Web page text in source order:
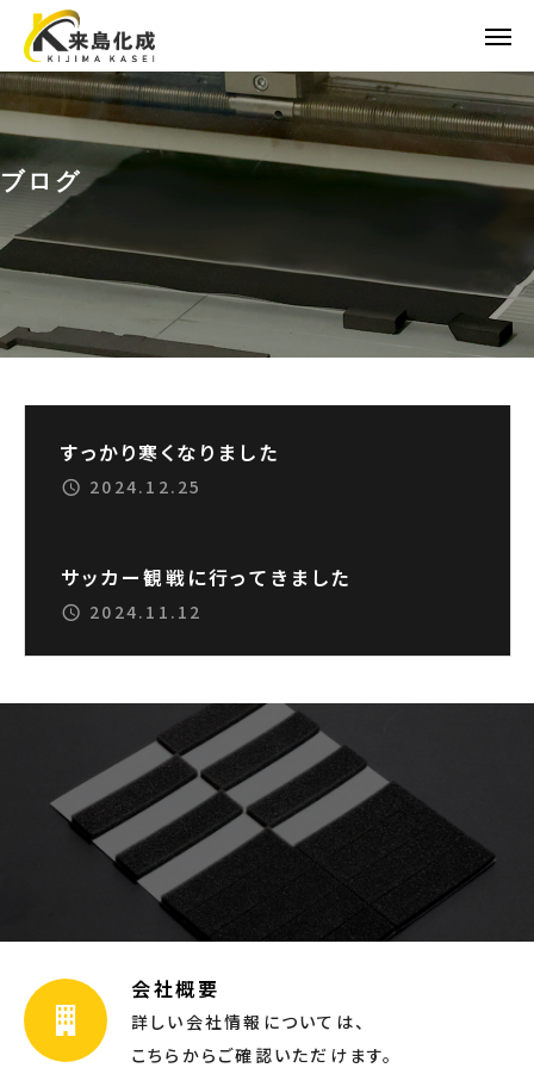
ブログ
すっかり寒くなりました
2024.12.25
サッカー観戦に行ってきました
2024.11.12
会社概要
詳しい会社情報については、
こちらからご確認いただけます。